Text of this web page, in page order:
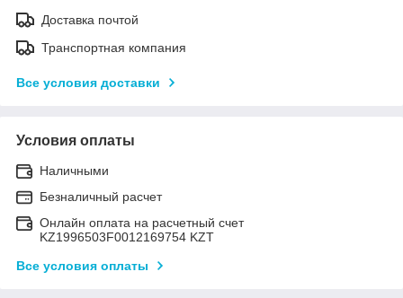
Доставка почтой
Транспортная компания
Все условия доставки
Условия оплаты
Наличными
Безналичный расчет
Онлайн оплата на расчетный счет
KZ1996503F0012169754 KZT
Все условия оплаты